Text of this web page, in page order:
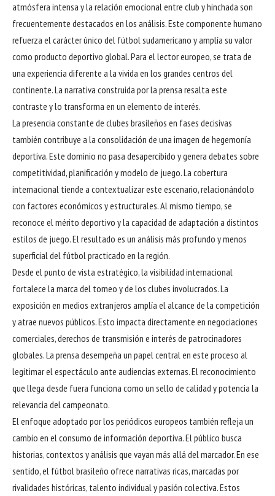
atmósfera intensa y la relación emocional entre club y hinchada son
frecuentemente destacados en los análisis. Este componente humano
refuerza el carácter único del fútbol sudamericano y amplía su valor
como producto deportivo global. Para el lector europeo, se trata de
una experiencia diferente a la vivida en los grandes centros del
continente. La narrativa construida por la prensa resalta este
contraste y lo transforma en un elemento de interés.
La presencia constante de clubes brasileños en fases decisivas
también contribuye a la consolidación de una imagen de hegemonía
deportiva. Este dominio no pasa desapercibido y genera debates sobre
competitividad, planificación y modelo de juego. La cobertura
internacional tiende a contextualizar este escenario, relacionándolo
con factores económicos y estructurales. Al mismo tiempo, se
reconoce el mérito deportivo y la capacidad de adaptación a distintos
estilos de juego. El resultado es un análisis más profundo y menos
superficial del fútbol practicado en la región.
Desde el punto de vista estratégico, la visibilidad internacional
fortalece la marca del torneo y de los clubes involucrados. La
exposición en medios extranjeros amplía el alcance de la competición
y atrae nuevos públicos. Esto impacta directamente en negociaciones
comerciales, derechos de transmisión e interés de patrocinadores
globales. La prensa desempeña un papel central en este proceso al
legitimar el espectáculo ante audiencias externas. El reconocimiento
que llega desde fuera funciona como un sello de calidad y potencia la
relevancia del campeonato.
El enfoque adoptado por los periódicos europeos también refleja un
cambio en el consumo de información deportiva. El público busca
historias, contextos y análisis que vayan más allá del marcador. En ese
sentido, el fútbol brasileño ofrece narrativas ricas, marcadas por
rivalidades históricas, talento individual y pasión colectiva. Estos